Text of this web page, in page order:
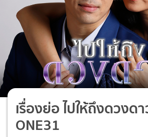
เรื่องย่อ ไปให้ถึงดวงด
ONE31